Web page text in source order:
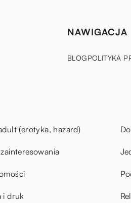
NAWIGACJA
BLOGPOLITYKA
(erotyka, hazard)
i druk